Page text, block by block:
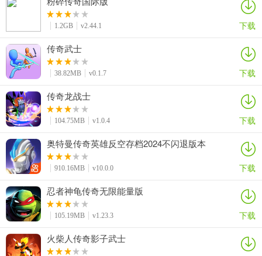
1.2GB v2.44.1 下载
传奇武士
38.82MB v0.1.7 下载
传奇龙战士
104.75MB v1.0.4 下载
奥特曼传奇英雄反空存档2024不闪退版本
910.16MB v10.0.0 下载
忍者神龟传奇无限能量版
105.19MB v1.23.3 下载
火柴人传奇影子武士